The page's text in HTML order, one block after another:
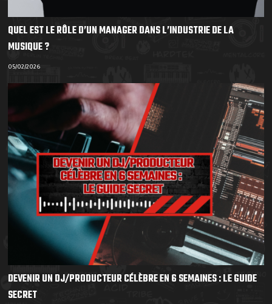
QUEL EST LE RÔLE D’UN MANAGER DANS L’INDUSTRIE DE LA
MUSIQUE ?
05/02/2026
DEVENIR UN DJ/PRODUCTEUR CÉLÈBRE EN 6 SEMAINES : LE GUIDE
SECRET